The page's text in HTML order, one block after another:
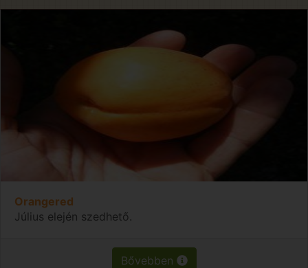
Orangered
Július elején szedhető.
Bővebben